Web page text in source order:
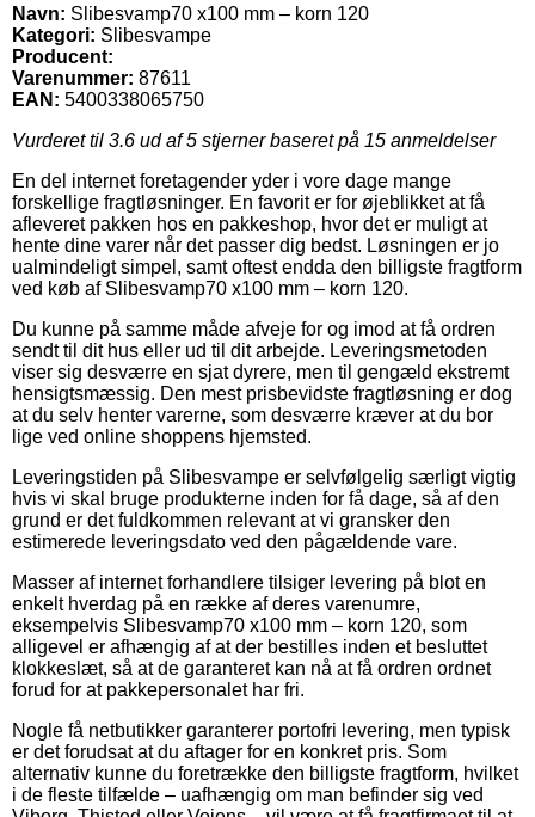
Navn: Slibesvamp70 x100 mm – korn 120
Kategori: Slibesvampe
Producent:
Varenummer: 87611
EAN: 5400338065750
Vurderet til 3.6 ud af 5 stjerner baseret på 15 anmeldelser
En del internet foretagender yder i vore dage mange
forskellige fragtløsninger. En favorit er for øjeblikket at få
afleveret pakken hos en pakkeshop, hvor det er muligt at
hente dine varer når det passer dig bedst. Løsningen er jo
ualmindeligt simpel, samt oftest endda den billigste fragtform
ved køb af Slibesvamp70 x100 mm – korn 120.
Du kunne på samme måde afveje for og imod at få ordren
sendt til dit hus eller ud til dit arbejde. Leveringsmetoden
viser sig desværre en sjat dyrere, men til gengæld ekstremt
hensigtsmæssig. Den mest prisbevidste fragtløsning er dog
at du selv henter varerne, som desværre kræver at du bor
lige ved online shoppens hjemsted.
Leveringstiden på Slibesvampe er selvfølgelig særligt vigtig
hvis vi skal bruge produkterne inden for få dage, så af den
grund er det fuldkommen relevant at vi gransker den
estimerede leveringsdato ved den pågældende vare.
Masser af internet forhandlere tilsiger levering på blot en
enkelt hverdag på en række af deres varenumre,
eksempelvis Slibesvamp70 x100 mm – korn 120, som
alligevel er afhængig af at der bestilles inden et besluttet
klokkeslæt, så at de garanteret kan nå at få ordren ordnet
forud for at pakkepersonalet har fri.
Nogle få netbutikker garanterer portofri levering, men typisk
er det forudsat at du aftager for en konkret pris. Som
alternativ kunne du foretrække den billigste fragtform, hvilket
i de fleste tilfælde – uafhængig om man befinder sig ved